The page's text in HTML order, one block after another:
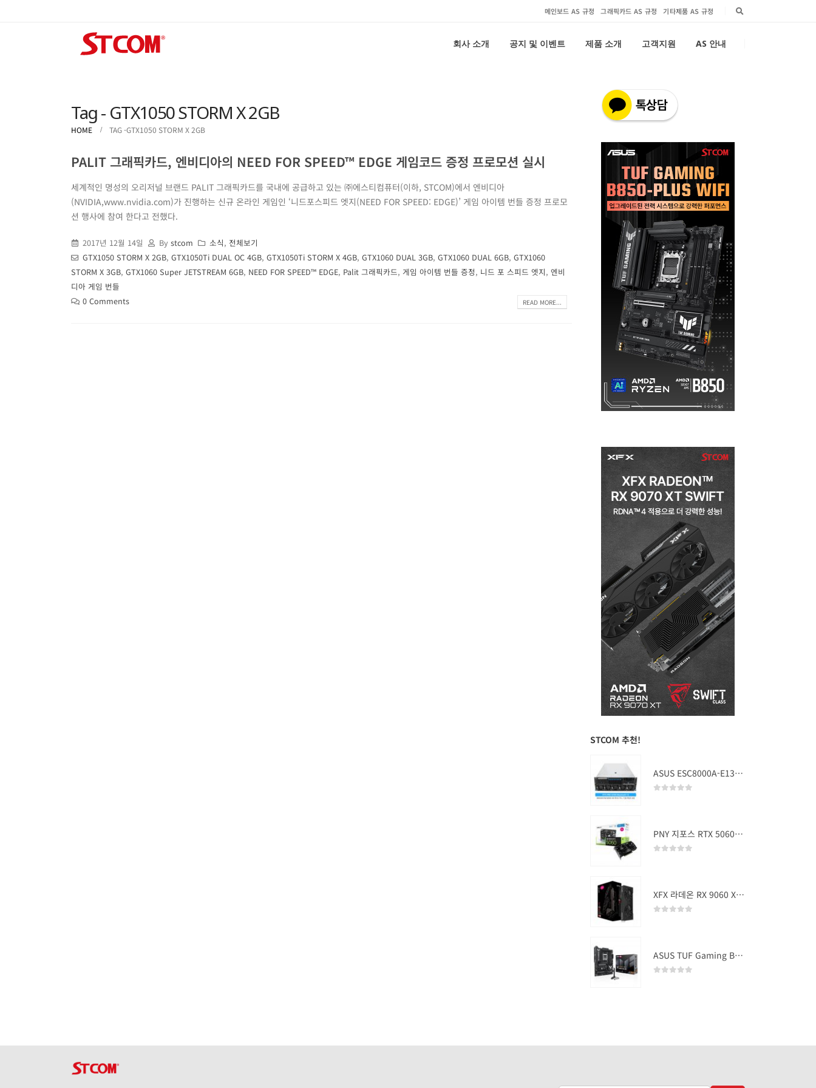
메인보드 AS 규정 그래픽카드 AS 규정 기타제품 AS 규정
회사 소개 공지 및 이벤트 제품 소개 고객지원 AS 안내
Tag - GTX1050 STORM X 2GB
HOME TAG -GTX1050 STORM X 2GB
PALIT 그래픽카드, 엔비디아의 NEED FOR SPEED™ EDGE 게임코드 증정 프로모션 실시
세계적인 명성의 오리저널 브랜드 PALIT 그래픽카드를 국내에 공급하고 있는 ㈜에스티컴퓨터(이하, STCOM)에서 엔비디아
(NVIDIA,www.nvidia.com)가 진행하는 신규 온라인 게임인 ‘니드포스피드 엣지(NEED FOR SPEED: EDGE)’ 게임 아이템 번들 증정 프로모
션 행사에 참여 한다고 전했다.
2017년 12월 14일 Bystcom 소식, 전체보기
GTX1050 STORM X 2GB, GTX1050Ti DUAL OC 4GB, GTX1050Ti STORM X 4GB, GTX1060 DUAL 3GB, GTX1060 DUAL 6GB, GTX1060
STORM X 3GB, GTX1060 Super JETSTREAM 6GB, NEED FOR SPEED™ EDGE, Palit 그래픽카드, 게임 아이템 번들 증정, 니드 포 스피드 엣지, 엔비
디아 게임 번들
0 Comments
READ MORE...
STCOM 추천!
ASUS ESC8000A-E13 (RTX PRO 5000 Blackwell x2)
PNY 지포스 RTX 5060 OC D7 8GB Dual Fan
XFX 라데온 RX 9060 XT SWIFT DUAL OC D6 16GB
ASUS TUF Gaming B850-PLUS WIFI